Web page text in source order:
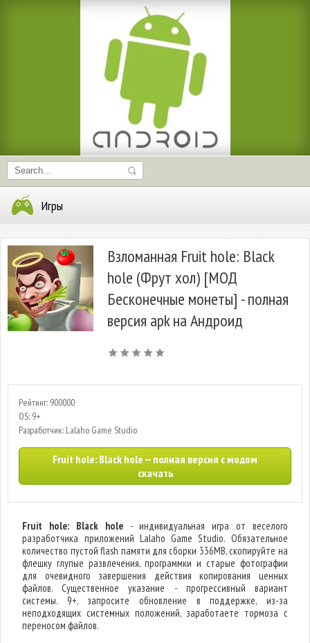
Игры
Взломанная Fruit hole: Black
hole (Фрут хол) [МОД
Бесконечные монеты] - полная
версия apk на Андроид
Рейтинг: 900000
OS: 9+
Разработчик: Lalaho Game Studio
Fruit hole: Black hole — полная версия с модом
скачать
Fruit hole: Black hole- индивидуальная игра от веселого
разработчика приложений Lalaho Game Studio. Обязательное
количество пустой flash памяти для сборки 336MB, скопируйте на
флешку глупые развлечения, программки и старые фотографии
для очевидного завершения действия копирования ценных
файлов. Существенное указание - прогрессивный вариант
системы. 9+, запросите обновление в поддержке, из-за
неподходящих системных положений, заработаете тормоза с
переносом файлов.